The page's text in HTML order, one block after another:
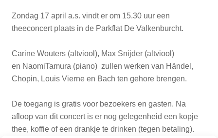
Zondag 17 april a.s. vindt er om 15.30 uur een
theeconcert plaats in de Parkflat De Valkenburcht.
Carine Wouters (altviool), Max Snijder (altviool)
en NaomiTamura (piano) zullen werken van Händel,
Chopin, Louis Vierne en Bach ten gehore brengen.
De toegang is gratis voor bezoekers en gasten. Na
afloop van dit concert is er nog gelegenheid een kopje
thee, koffie of een drankje te drinken (tegen betaling).